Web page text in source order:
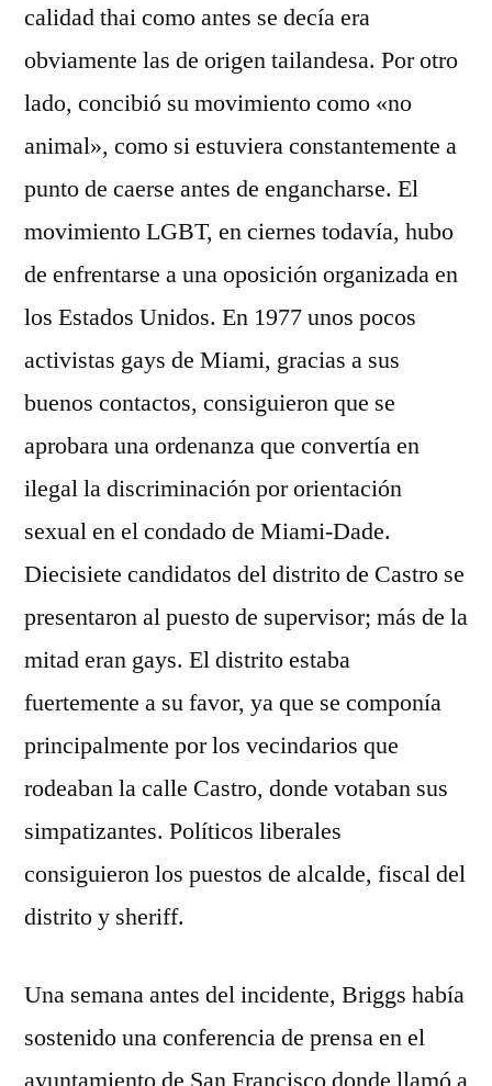
calidad thai como antes se decía era
obviamente las de origen tailandesa. Por otro
lado, concibió su movimiento como «no
animal», como si estuviera constantemente a
punto de caerse antes de engancharse. El
movimiento LGBT, en ciernes todavía, hubo
de enfrentarse a una oposición organizada en
los Estados Unidos. En 1977 unos pocos
activistas gays de Miami, gracias a sus
buenos contactos, consiguieron que se
aprobara una ordenanza que convertía en
ilegal la discriminación por orientación
sexual en el condado de Miami-Dade.
Diecisiete candidatos del distrito de Castro se
presentaron al puesto de supervisor; más de la
mitad eran gays. El distrito estaba
fuertemente a su favor, ya que se componía
principalmente por los vecindarios que
rodeaban la calle Castro, donde votaban sus
simpatizantes. Políticos liberales
consiguieron los puestos de alcalde, fiscal del
distrito y sheriff.
Una semana antes del incidente, Briggs había
sostenido una conferencia de prensa en el